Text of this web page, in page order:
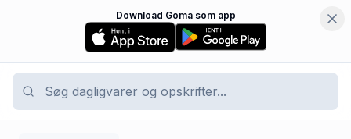
Download Goma som app